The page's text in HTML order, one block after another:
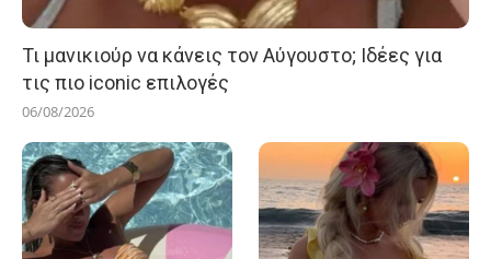
Τι μανικιούρ να κάνεις τον Αύγουστο; Ιδέες για
τις πιο iconic επιλογές
06/08/2026